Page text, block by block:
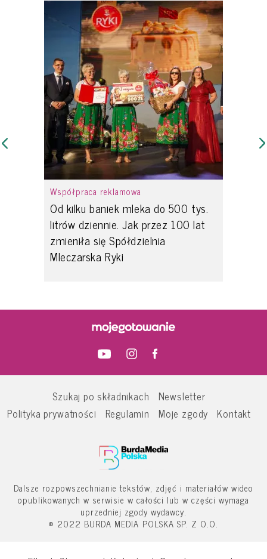
Współpraca reklamowa
Od kilku baniek mleka do 500 tys.
litrów dziennie. Jak przez 100 lat
zmieniła się Spółdzielnia
Mleczarska Ryki
Szukaj po składnikach
Newsletter
Polityka prywatności
Regulamin Moje zgody Kontakt
Dalsze rozpowszechnianie tekstów, zdjęć i materiałów wideo
opublikowanych w serwisie w całości lub w części wymaga
uprzedniej zgody wydawcy.
© 2022 BURDA MEDIA POLSKA SP. Z O.O.